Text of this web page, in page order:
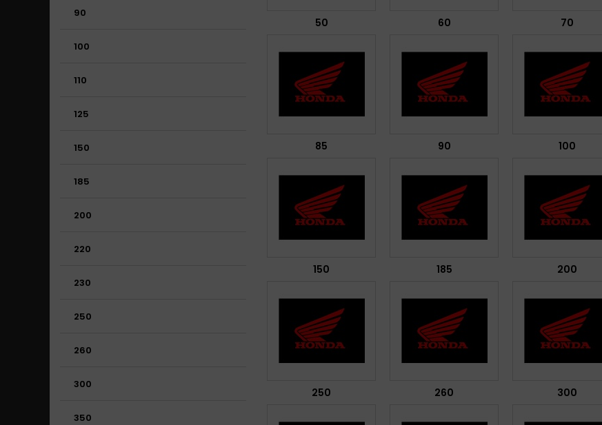
90
100
110
125
150
185
200
220
230
250
260
300
350
50 60 70
85 90 100
150 185 200
250 260 300